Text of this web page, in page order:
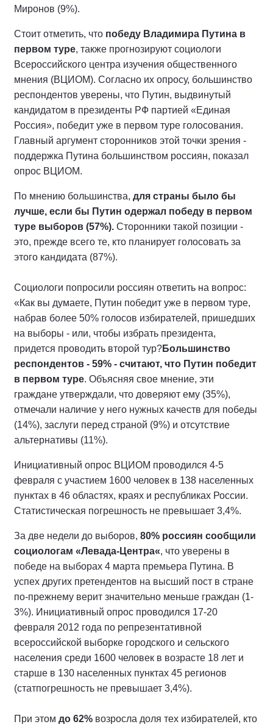
Миронов (9%).
Стоит отметить, что победу Владимира Путина в
первом туре, также прогнозируют социологи
Всероссийского центра изучения общественного
мнения (ВЦИОМ). Согласно их опросу, большинство
респондентов уверены, что Путин, выдвинутый
кандидатом в президенты РФ партией «Единая
Россия», победит уже в первом туре голосования.
Главный аргумент сторонников этой точки зрения -
поддержка Путина большинством россиян, показал
опрос ВЦИОМ.
По мнению большинства, для страны было бы
лучше, если бы Путин одержал победу в первом
туре выборов (57%). Сторонники такой позиции -
это, прежде всего те, кто планирует голосовать за
этого кандидата (87%).
Социологи попросили россиян ответить на вопрос:
«Как вы думаете, Путин победит уже в первом туре,
набрав более 50% голосов избирателей, пришедших
на выборы - или, чтобы избрать президента,
придется проводить второй тур?Большинство
респондентов - 59% - считают, что Путин победит
в первом туре. Объясняя свое мнение, эти
граждане утверждали, что доверяют ему (35%),
отмечали наличие у него нужных качеств для победы
(14%), заслуги перед страной (9%) и отсутствие
альтернативы (11%).
Инициативный опрос ВЦИОМ проводился 4-5
февраля с участием 1600 человек в 138 населенных
пунктах в 46 областях, краях и республиках России.
Статистическая погрешность не превышает 3,4%.
За две недели до выборов, 80% россиян сообщили
социологам «Левада-Центра«, что уверены в
победе на выборах 4 марта премьера Путина. В
успех других претендентов на высший пост в стране
по-прежнему верит значительно меньше граждан (1-
3%). Инициативный опрос проводился 17-20
февраля 2012 года по репрезентативной
всероссийской выборке городского и сельского
населения среди 1600 человек в возрасте 18 лет и
старше в 130 населенных пунктах 45 регионов
(статпогрешность не превышает 3,4%).
При этом до 62% возросла доля тех избирателей, кто